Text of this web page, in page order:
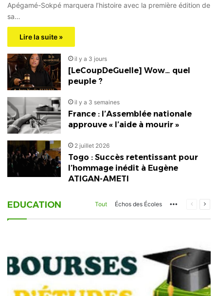
Apégamé-Sokpé marquera l’histoire avec la première édition de
sa…
Lire la suite »
il y a 3 jours
[LeCoupDeGuelle] Wow… quel
peuple ?
il y a 3 semaines
France : l’Assemblée nationale
approuve « l’aide à mourir »
2 juillet 2026
Togo : Succès retentissant pour
l’hommage inédit à Eugène
ATIGAN-AMETI
EDUCATION Tout Échos des Écoles MorePage